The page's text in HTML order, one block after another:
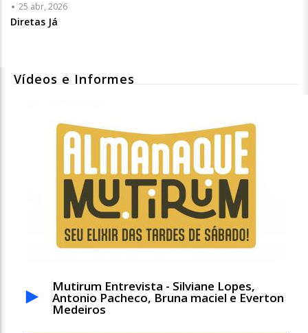
25 abr, 2026
Diretas Já
Vídeos e Informes
Mutirum Entrevista - Silviane Lopes,
Antonio Pacheco, Bruna maciel e Everton
Medeiros